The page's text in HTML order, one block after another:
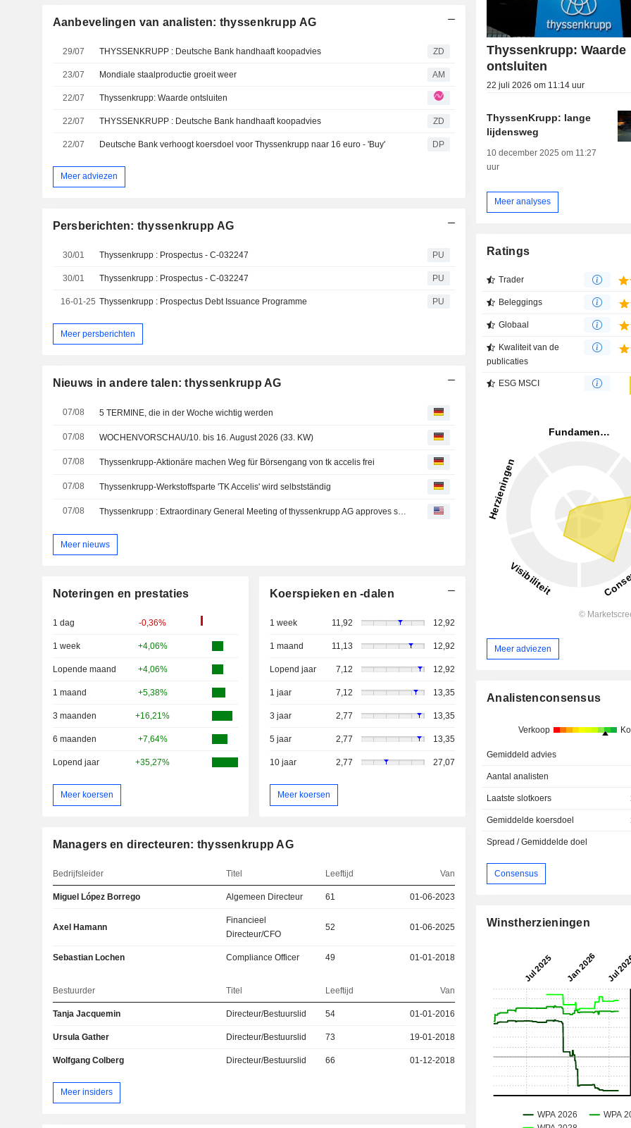
Aanbevelingen van analisten: thyssenkrupp AG
29/07 THYSSENKRUPP : Deutsche Bank handhaaft koopadvies ZD
23/07 Mondiale staalproductie groeit weer AM
22/07 Thyssenkrupp: Waarde ontsluiten
22/07 THYSSENKRUPP : Deutsche Bank handhaaft koopadvies ZD
22/07 Deutsche Bank verhoogt koersdoel voor Thyssenkrupp naar 16 euro - 'Buy' DP
Meer adviezen
Persberichten: thyssenkrupp AG
30/01 Thyssenkrupp : Prospectus - C-032247 PU
30/01 Thyssenkrupp : Prospectus - C-032247 PU
16-01-25 Thyssenkrupp : Prospectus Debt Issuance Programme PU
Meer persberichten
Nieuws in andere talen: thyssenkrupp AG
07/08 5 TERMINE, die in der Woche wichtig werden
07/08 WOCHENVORSCHAU/10. bis 16. August 2026 (33. KW)
07/08 Thyssenkrupp-Aktionäre machen Weg für Börsengang von tk accelis frei
07/08 Thyssenkrupp-Werkstoffsparte 'TK Accelis' wird selbstständig
07/08 Thyssenkrupp : Extraordinary General Meeting of thyssenkrupp AG approves spin-off of tk accelis
Meer nieuws
Noteringen en prestaties
1 dag -0,36%
1 week +4,06%
Lopende maand +4,06%
1 maand +5,38%
3 maanden +16,21%
6 maanden +7,64%
Lopend jaar +35,27%
Meer koersen
Koerspieken en -dalen
1 week 11,92 12,92
1 maand 11,13 12,92
Lopend jaar 7,12 12,92
1 jaar 7,12 13,35
3 jaar 2,77 13,35
5 jaar 2,77 13,35
10 jaar 2,77 27,07
Meer koersen
Managers en directeuren: thyssenkrupp AG
Bedrijfsleider Titel Leeftijd Van
Miguel López Borrego Algemeen Directeur 61 01-06-2023
Axel Hamann
Financieel
Directeur/CFO
52 01-06-2025
Sebastian Lochen Compliance Officer 49 01-01-2018
Bestuurder Titel Leeftijd Van
Tanja Jacquemin Directeur/Bestuurslid 54 01-01-2016
Ursula Gather Directeur/Bestuurslid 73 19-01-2018
Wolfgang Colberg Directeur/Bestuurslid 66 01-12-2018
Meer insiders
Thyssenkrupp: Waarde
ontsluiten
22 juli 2026 om 11:14 uur
ThyssenKrupp: lange
lijdensweg
10 december 2025 om 11:27
uur
Meer analyses
Ratings
Trader
Beleggings
Globaal
Kwaliteit van de
publicaties
ESG MSCI
Meer adviezen
Analistenconsensus
Verkoop
Gemiddeld advies
Aantal analisten
Laatste slotkoers
Gemiddelde koersdoel
Spread / Gemiddelde doel
Consensus
Winstherzieningen